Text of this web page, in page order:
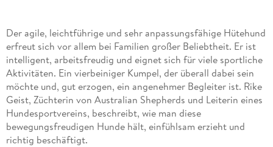
Der agile, leichtführige und sehr anpassungsfähige Hütehund
erfreut sich vor allem bei Familien großer Beliebtheit. Er ist
intelligent, arbeitsfreudig und eignet sich für viele sportliche
Aktivitäten. Ein vierbeiniger Kumpel, der überall dabei sein
möchte und, gut erzogen, ein angenehmer Begleiter ist. Rike
Geist, Züchterin von Australian Shepherds und Leiterin eines
Hundesportvereins, beschreibt, wie man diese
bewegungsfreudigen Hunde hält, einfühlsam erzieht und
richtig beschäftigt.